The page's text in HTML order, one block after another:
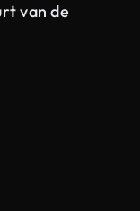
van de